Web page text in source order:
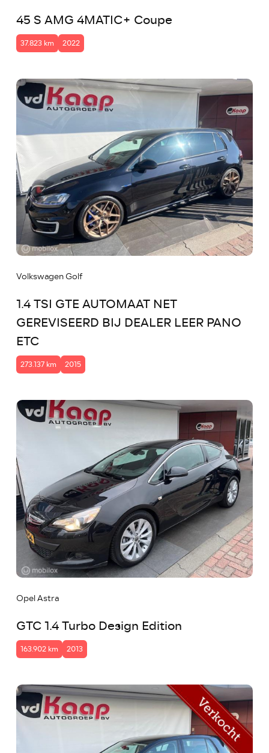
45 S AMG 4MATIC+ Coupe
37.823 km 2022
Volkswagen Golf
1.4 TSI GTE AUTOMAAT NET
GEREVISEERD BIJ DEALER LEER PANO
ETC
273.137 km 2015
Opel Astra
GTC 1.4 Turbo Design Edition
163.902 km 2013